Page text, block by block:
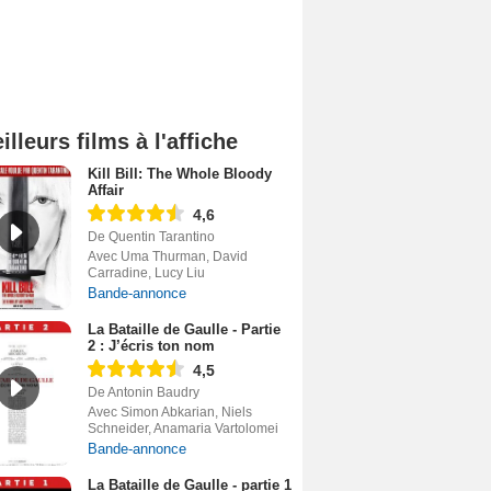
films à l'affiche
Kill Bill: The Whole Bloody
Affair
4,6
De Quentin Tarantino
Avec Uma Thurman, David
Carradine, Lucy Liu
Bande-annonce
La Bataille de Gaulle - Partie
2 : J’écris ton nom
4,5
De Antonin Baudry
Avec Simon Abkarian, Niels
Schneider, Anamaria Vartolomei
Bande-annonce
La Bataille de Gaulle - partie 1